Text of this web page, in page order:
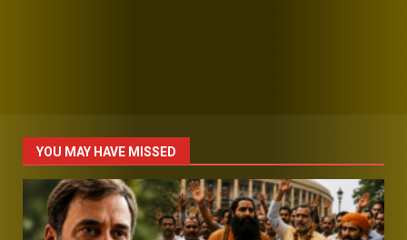
YOU MAY HAVE MISSED